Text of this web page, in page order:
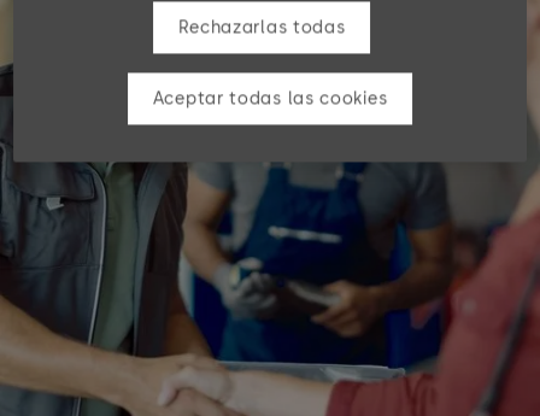
Rechazarlas todas
Aceptar todas las cookies